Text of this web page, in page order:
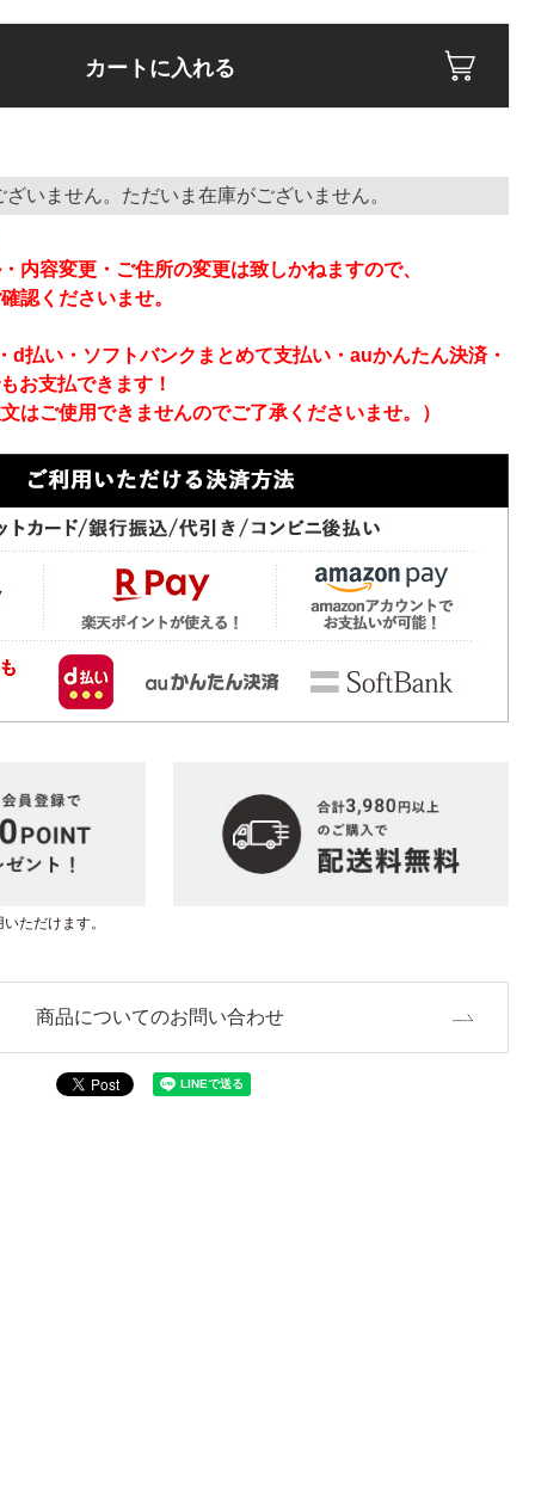
カートに入れる
ざいません。ただいま在庫がございません。
内容変更・ご住所の変更は致しかねますので、
認くださいませ。
払い・ソフトバンクまとめて支払い・auかんたん決済・
お支払できます！
はご使用できませんのでご了承くださいませ。）
ただけます。
商品についてのお問い合わせ